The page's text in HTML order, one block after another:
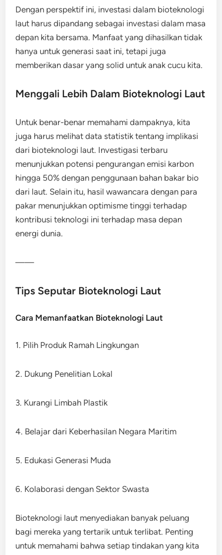
Dengan perspektif ini, investasi dalam bioteknologi
laut harus dipandang sebagai investasi dalam masa
depan kita bersama. Manfaat yang dihasilkan tidak
hanya untuk generasi saat ini, tetapi juga
memberikan dasar yang solid untuk anak cucu kita.
Menggali Lebih Dalam Bioteknologi Laut
Untuk benar-benar memahami dampaknya, kita
juga harus melihat data statistik tentang implikasi
dari bioteknologi laut. Investigasi terbaru
menunjukkan potensi pengurangan emisi karbon
hingga 50% dengan penggunaan bahan bakar bio
dari laut. Selain itu, hasil wawancara dengan para
pakar menunjukkan optimisme tinggi terhadap
kontribusi teknologi ini terhadap masa depan
energi dunia.
——
Tips Seputar Bioteknologi Laut
Cara Memanfaatkan Bioteknologi Laut
1. Pilih Produk Ramah Lingkungan
2. Dukung Penelitian Lokal
3. Kurangi Limbah Plastik
4. Belajar dari Keberhasilan Negara Maritim
5. Edukasi Generasi Muda
6. Kolaborasi dengan Sektor Swasta
Bioteknologi laut menyediakan banyak peluang
bagi mereka yang tertarik untuk terlibat. Penting
untuk memahami bahwa setiap tindakan yang kita